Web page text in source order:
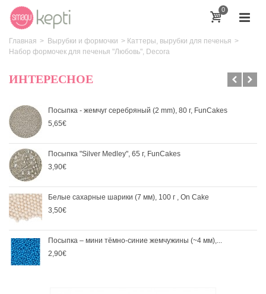
0
Главная > Вырубки и формочки > Каттеры, вырубки для печенья >
Набор формочек для печенья "Любовь", Decora
ИНТЕРЕСНОЕ
Посыпка - жемчуг серебряный (2 mm), 80 г, FunCakes
5,65€
Посыпка "Silver Medley", 65 г, FunCakes
3,90€
Белые сахарные шарики (7 мм), 100 г , On Cake
3,50€
Посыпка – мини тёмно-синие жемчужины (~4 мм),...
2,90€